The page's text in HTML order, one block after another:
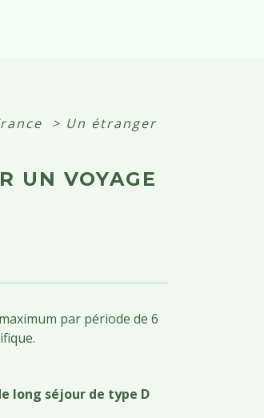
> Un étranger
UN VOYAGE
par période de 6
long séjour de type D